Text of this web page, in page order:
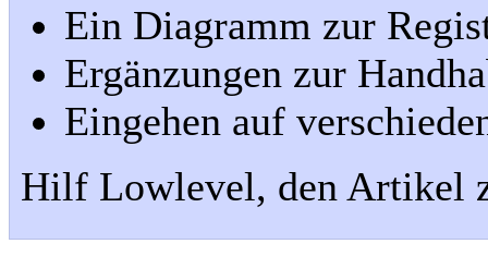
Ein Diagramm zur
Ergänzungen zur
Eingehen auf
Hilf Lowlevel, den Artikel